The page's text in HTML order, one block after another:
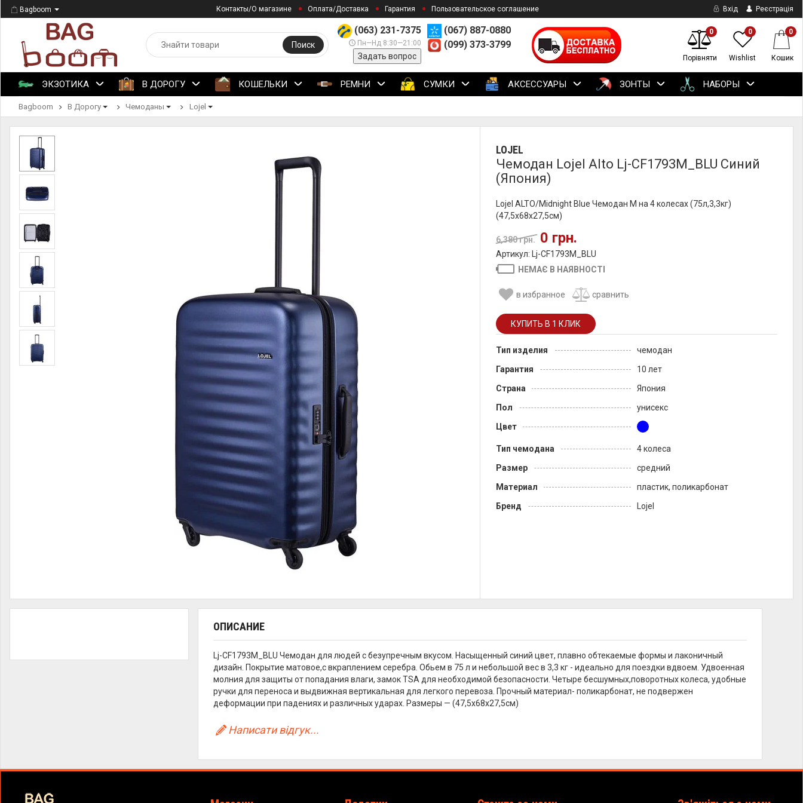
Bagboom Контакты/О магазине Оплата/Доставка Гарантия Пользовательское соглашение Вхід Реєстрація
(063) 231-7375
Пн—Нд 8:30—21:00
Задать вопрос
(067) 887-0880
(099) 373-3799
Поиск
0
Порівняти
0
Wishlist
0
Кошик
ЭКЗОТИКА В ДОРОГУ КОШЕЛЬКИ РЕМНИ СУМКИ АКСЕССУАРЫ ЗОНТЫ НАБОРЫ
Bagboom В Дорогу Чемоданы Lojel
LOJEL
Чемодан Lojel Alto Lj-CF1793M_BLU Синий
(Япония)
Lojel ALTO/Midnight Blue Чемодан M на 4 колесах (75л,3,3кг)
(47,5x68x27,5см)
6,380 грн. 0 грн.
Артикул: Lj-CF1793M_BLU
НЕМАЄ В НАЯВНОСТІ
в избранное сравнить
Тип изделия
чемодан
Гарантия
10 лет
Страна
Япония
Пол
унисекс
Цвет
Тип чемодана
4 колеса
Размер
средний
Материал
пластик, поликарбонат
Бренд
Lojel
ОПИСАНИЕ
Lj-CF1793M_BLU Чемодан для людей с безупречным вкусом. Насыщенный синий цвет, плавно обтекаемые формы и лаконичный
дизайн. Покрытие матовое,с вкраплением серебра. Обьем в 75 л и небольшой вес в 3,3 кг - идеально для поездки вдвоем. Удвоенная
молния для защиты от попадания влаги, замок TSA для необходимой безопасности. Четыре бесшумных,поворотных колеса, удобные
ручки для переноса и выдвижная вертикальная для легкого перевоза. Прочный материал- поликарбонат, не подвержен
деформации при падениях и различных ударах. Размеры — (47,5x68x27,5см)
Написати відгук...